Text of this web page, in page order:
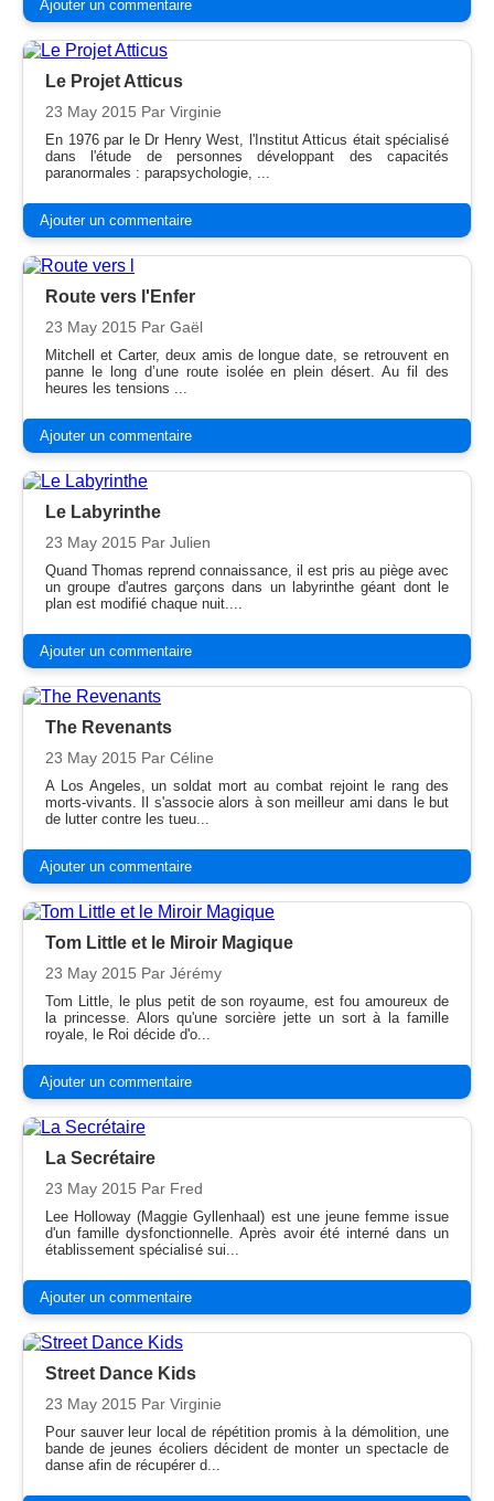
Ajouter un commentaire
Le Projet Atticus
23 May 2015 Par Virginie
En 1976 par le Dr Henry West, l'Institut Atticus était spécialisé
dans l'étude de personnes développant des capacités
paranormales : parapsychologie, ...
Ajouter un commentaire
Route vers l'Enfer
23 May 2015 Par Gaël
Mitchell et Carter, deux amis de longue date, se retrouvent en
panne le long d’une route isolée en plein désert. Au fil des
heures les tensions ...
Ajouter un commentaire
Le Labyrinthe
23 May 2015 Par Julien
Quand Thomas reprend connaissance, il est pris au piège avec
un groupe d'autres garçons dans un labyrinthe géant dont le
plan est modifié chaque nuit....
Ajouter un commentaire
The Revenants
23 May 2015 Par Céline
A Los Angeles, un soldat mort au combat rejoint le rang des
morts-vivants. Il s'associe alors à son meilleur ami dans le but
de lutter contre les tueu...
Ajouter un commentaire
Tom Little et le Miroir Magique
23 May 2015 Par Jérémy
Tom Little, le plus petit de son royaume, est fou amoureux de
la princesse. Alors qu'une sorcière jette un sort à la famille
royale, le Roi décide d'o...
Ajouter un commentaire
La Secrétaire
23 May 2015 Par Fred
Lee Holloway (Maggie Gyllenhaal) est une jeune femme issue
d'un famille dysfonctionnelle. Après avoir été interné dans un
établissement spécialisé sui...
Ajouter un commentaire
Street Dance Kids
23 May 2015 Par Virginie
Pour sauver leur local de répétition promis à la démolition, une
bande de jeunes écoliers décident de monter un spectacle de
danse afin de récupérer d...